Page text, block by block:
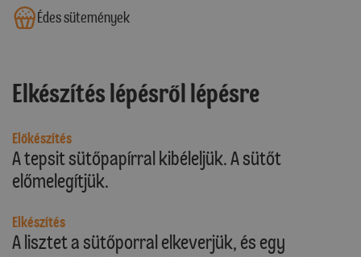
Édes sütemények
Elkészítés lépésről lépésre
Előkészítés
A tepsit sütőpapírral kibéleljük. A sütőt
előmelegítjük.
Elkészítés
A lisztet a sütőporral elkeverjük, és egy